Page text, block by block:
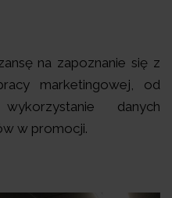
na zapoznanie się z
marketingowej, od
danych
w promocji.